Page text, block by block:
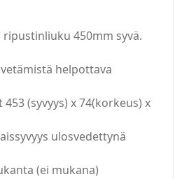
450mm syvä.
helpottava
(syvyys) x 74(korkeus) x
ulosvedettynä
(ei mukana)